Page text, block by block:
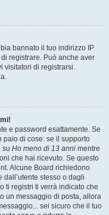
bannato il tuo indirizzo IP
registrare. Può anche aver
visitatori di registrarsi.
e password esattamente. Se
paio di cose: se il supporto
su Ho meno di 13 anni mentre
che hai ricevuto. Se questo
Alcune Board richiedono
stesso o dagli
ti registri ti verrà indicato che
un messaggio di posta, allora
sei sicuro che il tuo